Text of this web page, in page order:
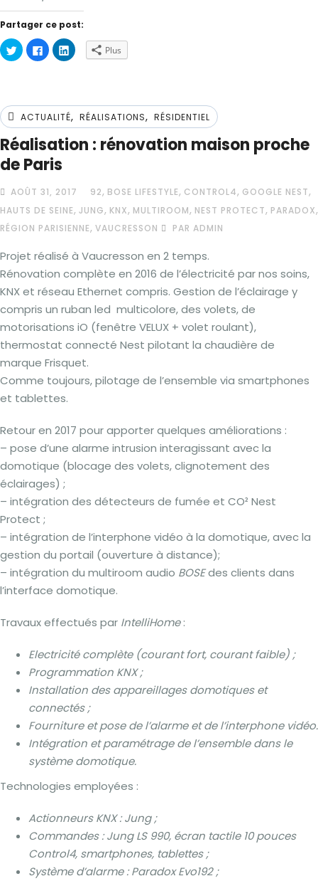
Partager ce post:
Cliquez
pour
partager
nouvelle
fenêtre)
Cliquez
pour
partager
nouvelle
fenêtre)
Cliquez
pour
nouvelle
fenêtre)
Plus
ACTUALITÉ, RÉALISATIONS, RÉSIDENTIEL
Réalisation : rénovation maison proche
de Paris
AOÛT 31, 2017 92, BOSE LIFESTYLE, CONTROL4, GOOGLE NEST,
HAUTS DE SEINE, JUNG, KNX, MULTIROOM, NEST PROTECT, PARADOX,
RÉGION PARISIENNE, VAUCRESSON PAR ADMIN
Projet réalisé à Vaucresson en 2 temps.
Rénovation complète en 2016 de l’électricité par nos soins,
KNX et réseau Ethernet compris. Gestion de l’éclairage y
compris un ruban led multicolore, des volets, de
motorisations iO (fenêtre VELUX + volet roulant),
thermostat connecté Nest pilotant la chaudière de
marque Frisquet.
Comme toujours, pilotage de l’ensemble via smartphones
et tablettes.
Retour en 2017 pour apporter quelques améliorations :
– pose d’une alarme intrusion interagissant avec la
domotique (blocage des volets, clignotement des
éclairages) ;
– intégration des détecteurs de fumée et CO² Nest
Protect ;
– intégration de l’interphone vidéo à la domotique, avec la
gestion du portail (ouverture à distance);
– intégration du multiroom audio BOSEdes clients dans
l’interface domotique.
Travaux effectués par IntelliHome:
Electricité complète (courant fort, courant faible) ;
Programmation KNX ;
Installation des appareillages domotiques et
connectés ;
Fourniture et pose de l’alarme et de l’interphone vidéo.
Intégration et paramétrage de l’ensemble dans le
système domotique.
Technologies employées :
Actionneurs KNX : Jung ;
Commandes : Jung LS 990, écran tactile 10 pouces
Control4, smartphones, tablettes ;
Système d’alarme : Paradox Evo192 ;